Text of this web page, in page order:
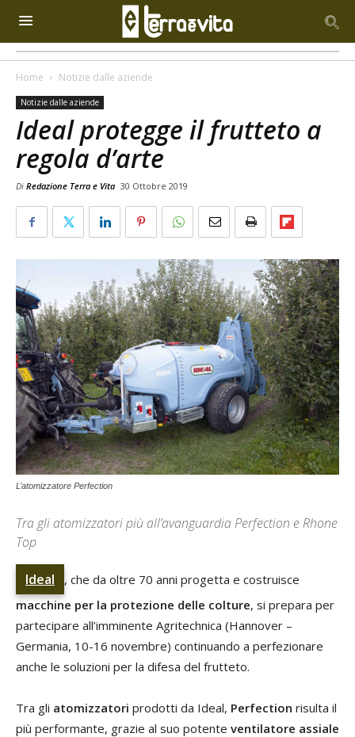
Home Notizie dalle aziende
Notizie dalle aziende
Ideal protegge il frutteto a
regola d’arte
Di Redazione Terra e Vita 30 Ottobre 2019
L’atomizzatore Perfection
Tra gli atomizzatori più all’avanguardia Perfection e Rhone
Top
Ideal
, che da oltre 70 anni progetta e costruisce
macchine per la protezione delle colture, si prepara per
partecipare all’imminente Agritechnica (Hannover –
Germania, 10-16 novembre) continuando a perfezionare
anche le soluzioni per la difesa del frutteto.
Tra gli atomizzatori prodotti da Ideal, Perfection risulta il
più performante, grazie al suo potente ventilatore assiale